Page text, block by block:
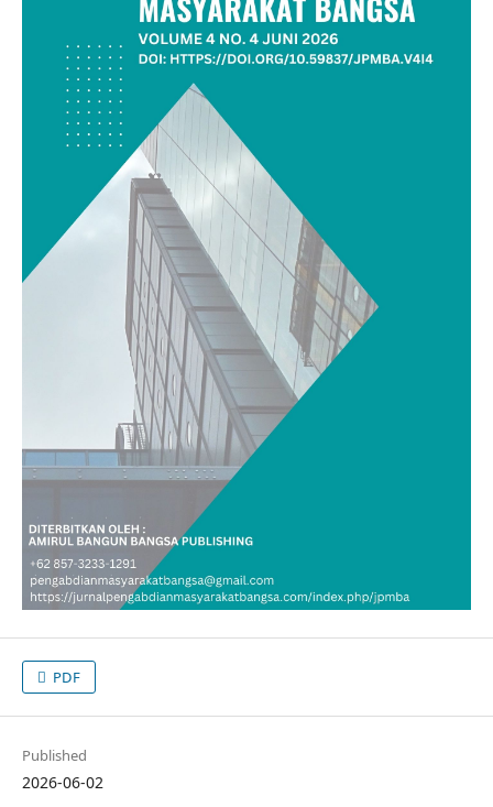
PDF
Published
2026-06-02